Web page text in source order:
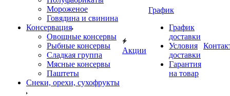
Мороженое
Говядина и свинина
Консервация
Овощные консервы
Рыбные консервы
Сладкая группа
Мясные консервы
Паштеты
Снеки, орехи, сухофрукты
Акции
График
График
доставки
Условия
доставки
Гарантия
на товар